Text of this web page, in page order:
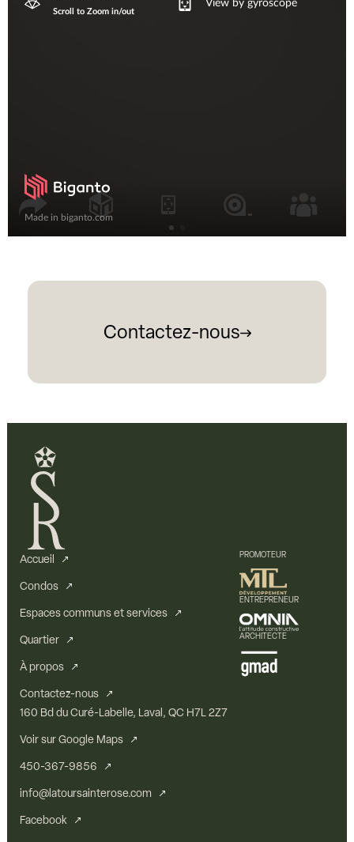
Contactez-nous
Accueil
Condos
Espaces communs et services
Quartier
À propos
Contactez-nous
160 Bd du Curé-Labelle, Laval, QC H7L 2Z7
Voir sur Google Maps
450-367-9856
info@latoursainterose.com
Facebook
PROMOTEUR
ENTREPRENEUR
ARCHITECTE